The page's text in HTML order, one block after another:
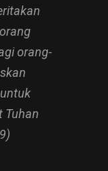
orang-
Tuhan